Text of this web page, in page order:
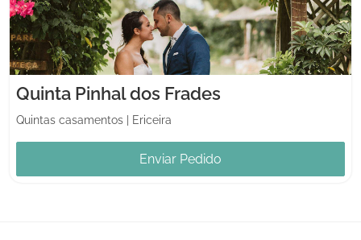
Quinta Pinhal dos Frades
Quintas casamentos Ericeira
Enviar Pedido